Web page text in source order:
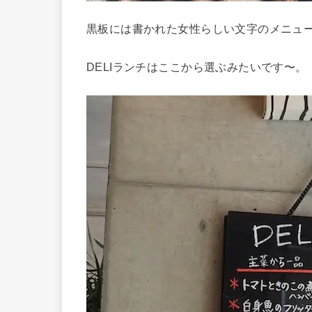
黒板には書かれた女性らしい文字のメニュ
DELIランチはここから選ぶみたいです〜。